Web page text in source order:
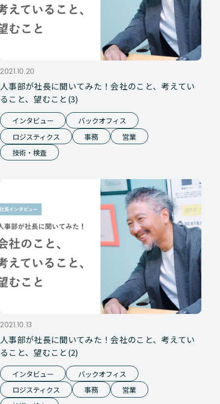
2021.10.20
人事部が社長に聞いてみた！会社のこと、考えてい
ること、望むこと(3)
インタビュー
バックオフィス
ロジスティクス
事務
営業
技術・検査
2021.10.13
人事部が社長に聞いてみた！会社のこと、考えてい
ること、望むこと(2)
インタビュー
バックオフィス
ロジスティクス
事務
営業